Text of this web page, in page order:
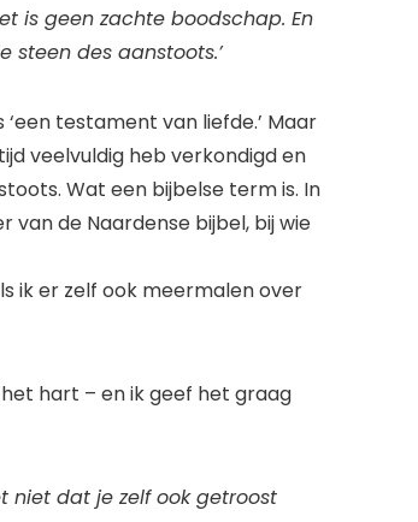
is geen zachte boodschap. En
steen des aanstoots.’
testament van liefde.’ Maar
veelvuldig heb verkondigd en
Wat een bijbelse term is. In
van de Naardense bijbel, bij wie
ik er zelf ook meermalen over
hart – en ik geef het graag
niet dat je zelf ook getroost